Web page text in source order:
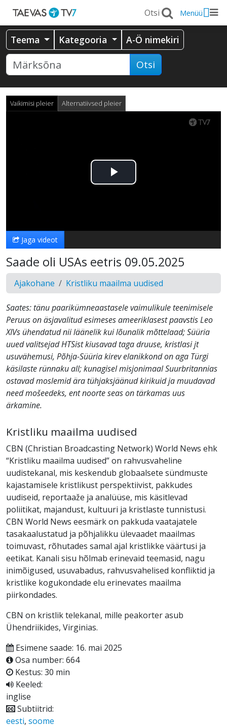
Menüü
Teema Kategooria A-Ö nimekiri
Otsi
Vaikimisi pleier Alternatiivsed pleier
Esita
Jaga videot
Saade oli USAs eetris 09.05.2025
Ajakohane Kristliku maailma uudised
Saates: tänu paarikümneaastasele vaimulikule teenimisele
Peruus on äsjavalitud esimeses ameeriklasest paavstis Leo
XIVs ühendatud nii läänelik kui lõunalik mõttelaad; Süüria
uued valitsejad HTSist kiusavad taga druuse, kristlasi jt
usuvähemusi, Põhja-Süüria kirev elanikkond on aga Türgi
käsilaste rünnaku all; kunagisel misjonimaal Suurbritannias
ostavad moslemid ära tühjaksjäänud kirikuid ja muudavad
need mošeedeks, ent noorte seas on tärkamas uus
ärkamine.
Kristliku maailma uudised
CBN (Christian Broadcasting Network) World News ehk
“Kristliku maailma uudised” on rahvusvaheline
uudistekanal, mis keskendub globaalsete sündmuste
kajastamisele kristlikust perspektiivist, pakkudes
uudiseid, reportaaže ja analüüse, mis käsitlevad
poliitikat, majandust, kultuuri ja kristlaste tunnistusi.
CBN World News eesmärk on pakkuda vaatajatele
tasakaalustatud ja põhjalikku ülevaadet maailmas
toimuvast, rõhutades samal ajal kristlikke väärtusi ja
eetikat. Kanali sisu hõlmab erinevaid teemasid, nagu
inimõigused, usuvabadus, rahvusvahelised konfliktid ja
kristlike kogukondade elu erinevates maailma
piirkondades.
CBN on kristlik telekanal, mille peakorter asub
Ühendriikides, Virginias.
Esimene saade: 16. mai 2025
Osa number: 664
Kestus: 30 min
Keeled:
inglise
Subtiitrid:
eesti, soome